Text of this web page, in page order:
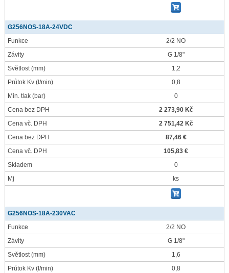
G256NOS-18A-24VDC
Funkce
2/2 NO
Závity
G 1/8"
Světlost(mm)
1,2
Průtok Kv (l/min)
0,8
Min. tlak (bar)
0
Cena bez DPH
2 273,90 Kč
Cena vč. DPH
2 751,42 Kč
Cena bez DPH
87,46 €
Cena vč. DPH
105,83 €
Skladem
0
Mj
ks
G256NOS-18A-230VAC
Funkce
2/2 NO
Závity
G 1/8"
Světlost(mm)
1,6
Průtok Kv (l/min) 0,8